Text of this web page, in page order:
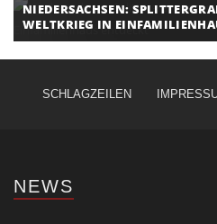
NIEDERSACHSEN:
WELTKRIEG IN
SCHLAGZEILEN
NEWS